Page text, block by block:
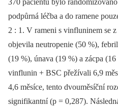
podpůrná léčba a do ramene
2 : 1. V rameni s vinfluninem se
objevila neutropenie (50 %),
(19 %), únava (19 %) ­a zácpa
vinflunin + BSC přežívali 6,9
4,6 měsíce, tento dvouměsíční
signifikantní (p = 0,287).